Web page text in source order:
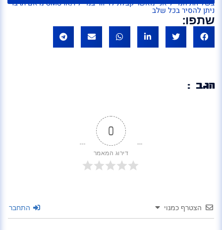
בשליחת המייל אני מאשר קבלת לדיוור במייל ו/או SMS מ'אם תרצו'
ניתן להסיר בכל שלב
שתפו:
הגב :
0
דירוג המאמר
הצטרף כמנוי התחבר